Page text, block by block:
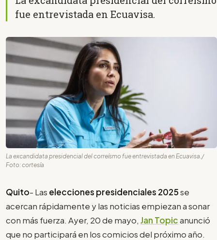
fue entrevistada en Ecuavisa.
La excandidata presidencial del correísmo fue entrevistada en Ecuavisa./
Foto: cortesía
Quito- Las elecciones presidenciales 2025se
acercan rápidamente y las noticias empiezan a sonar
con más fuerza. Ayer, 20 de mayo, Jan Topicanunció
que no participará en los comicios del próximo año.